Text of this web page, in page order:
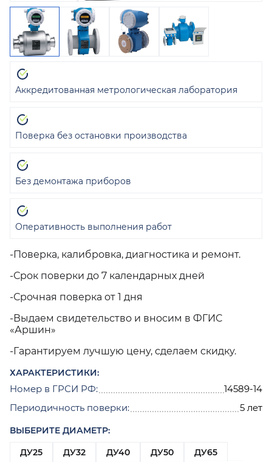
-Поверка, калибровка, диагностика и ремонт.
-Срок поверки до 7 календарных дней
-Срочная поверка от 1 дня
-Выдаем свидетельство и вносим в ФГИС
«Аршин»
-Гарантируем лучшую цену, сделаем скидку.
ХАРАКТЕРИСТИКИ:
Номер в ГРСИ РФ:
14589-14
Периодичность поверки:
5 лет
ВЫБЕРИТЕ ДИАМЕТР:
ДУ25
ДУ32 ДУ40 ДУ50
ДУ65
Аккредитованная метрологическая лаборатория
Поверка без остановки производства
Без демонтажа приборов
Оперативность выполнения работ